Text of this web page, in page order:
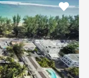
Přidat
do